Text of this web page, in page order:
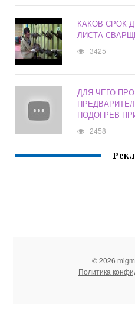
КАКОВ СРОК
ЛИСТА
3425
ДЛЯ ЧЕГО
ПОДОГРЕВ
2458
© 2026
Политика